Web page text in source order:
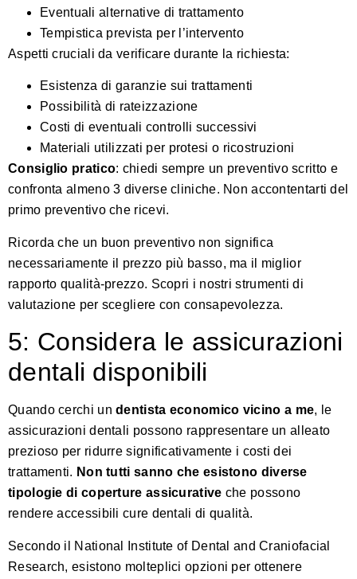
Eventuali alternative di trattamento
Tempistica prevista per l’intervento
Aspetti cruciali da verificare durante la richiesta:
Esistenza di garanzie sui trattamenti
Possibilità di rateizzazione
Costi di eventuali controlli successivi
Materiali utilizzati per protesi o ricostruzioni
Consiglio pratico: chiedi sempre un preventivo scritto e
confronta almeno 3 diverse cliniche. Non accontentarti del
primo preventivo che ricevi.
Ricorda che un buon preventivo non significa
necessariamente il prezzo più basso, ma il miglior
rapporto qualità-prezzo. Scopri i nostri strumenti di
valutazione per scegliere con consapevolezza.
5: Considera le assicurazioni
dentali disponibili
Quando cerchi undentista economico vicino a me, le
assicurazioni dentali possono rappresentare un alleato
prezioso per ridurre significativamente i costi dei
trattamenti. Non tutti sanno che esistono diverse
tipologie di coperture assicurative che possono
rendere accessibili cure dentali di qualità.
Secondo il National Institute of Dental and Craniofacial
Research, esistono molteplici opzioni per ottenere